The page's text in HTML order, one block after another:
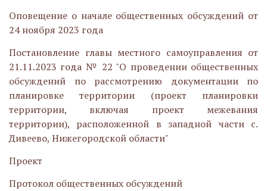
Оповещение о начале общественных обсуждений от
24 ноября 2023 года
Постановление главы местного самоуправления от
21.11.2023 года № 22 "О проведении общественных
обсуждений по рассмотрению документации по
планировке территории (проект планировки
территории, включая проект межевания
территории), расположенной в западной части с.
Дивеево, Нижегородской области"
Проект
Протокол общественных обсуждений